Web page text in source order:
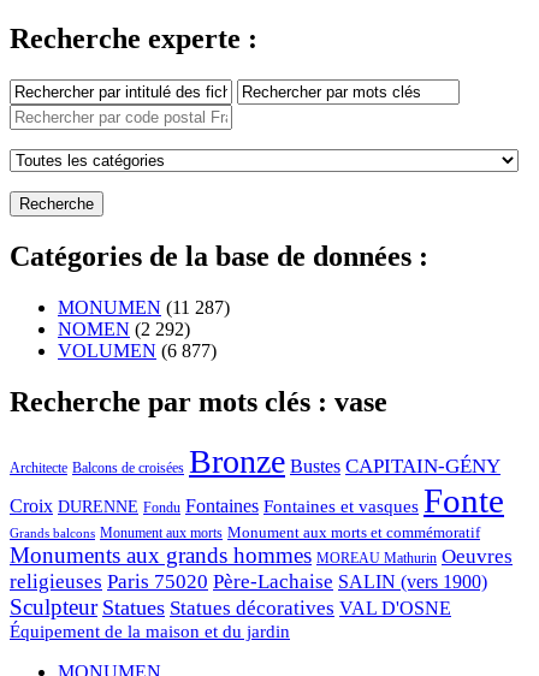
Recherche experte :
Catégories de la base de données :
MONUMEN (11 287)
NOMEN (2 292)
VOLUMEN (6 877)
Recherche par mots clés : vase
Architecte Balcons de croisées Bronze Bustes CAPITAIN-GÉNY
Croix DURENNE Fondu Fontaines Fontaines et vasques Fonte
Grands balcons Monument aux morts Monument aux morts et commémoratif
Monuments aux grands hommes MOREAU Mathurin Oeuvres
religieuses Paris 75020 Père-Lachaise SALIN (vers 1900)
Sculpteur Statues Statues décoratives VAL D'OSNE
Équipement de la maison et du jardin
MONUMEN